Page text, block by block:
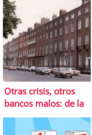
Otras crisis, otros
bancos malos: de la
catÃ¡strofe mexicana
a las lecciones suecas